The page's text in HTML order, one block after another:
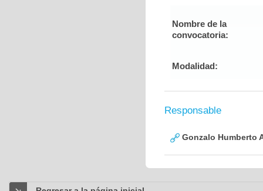
Nombre de la
convocatoria:
Modalidad:
Responsable
Gonzalo Humberto